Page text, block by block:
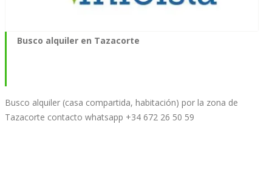
Busco alquiler en Tazacorte
Busco alquiler (casa compartida, habitación) por la zona de
Tazacorte contacto whatsapp +34 672 26 50 59